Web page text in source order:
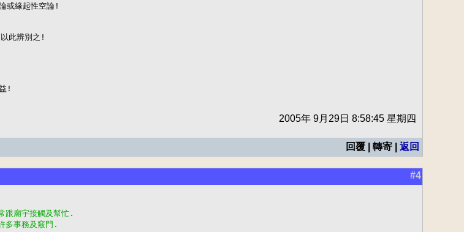
或緣起性空論!
此辨別之!
!
2005年 9月29日 8:58:45 星期四
回覆 | 轉寄 | 返回
#4
跟廟宇接觸及幫忙.
多事務及竅門.